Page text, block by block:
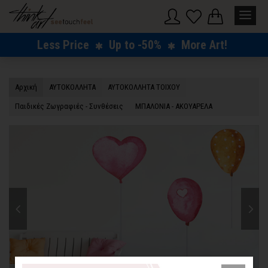
Less Price Up to -50% More Art!
Αρχική ΑΥΤΟΚΟΛΛΗΤΑ ΑΥΤΟΚΟΛΛΗΤΑ ΤΟΙΧΟΥ
Παιδικές Ζωγραφιές - Συνθέσεις ΜΠΑΛΟΝΙΑ - ΑΚΟΥΑΡΕΛΑ